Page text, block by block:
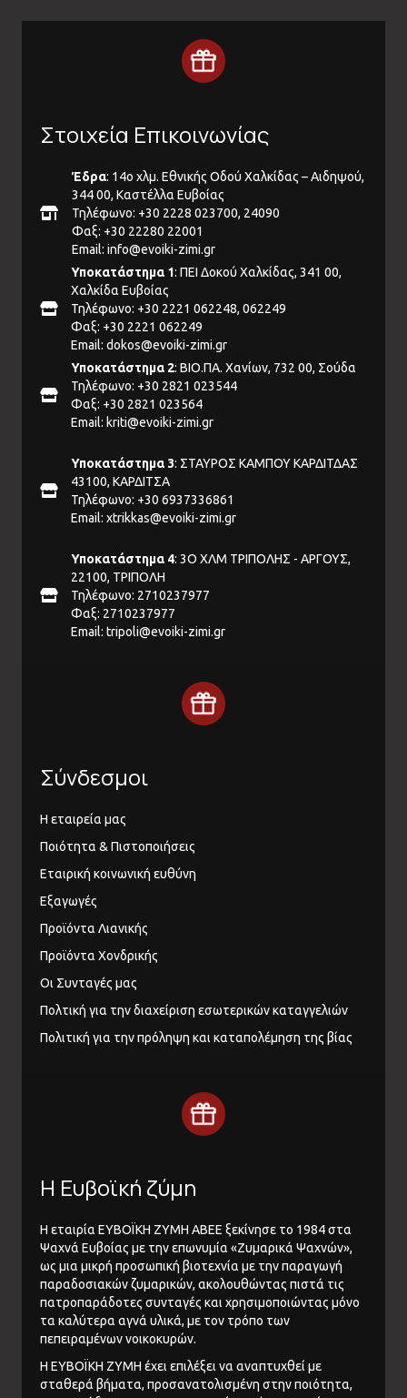
Στοιχεία Επικοινωνίας
Έδρα: 14ο χλμ. Εθνικής Οδού Χαλκίδας – Αιδηψού,
344 00, Καστέλλα Ευβοίας
Τηλέφωνο: +30 2228 023700, 24090
Φαξ: +30 22280 22001
Email: info@evoiki-zimi.gr
Υποκατάστημα 1: ΠΕΙ Δοκού Χαλκίδας, 341 00,
Χαλκίδα Ευβοίας
Τηλέφωνο: +30 2221 062248, 062249
Φαξ: +30 2221 062249
Email: dokos@evoiki-zimi.gr
Υποκατάστημα 2: ΒΙΟ.ΠΑ. Χανίων, 732 00, Σούδα
Τηλέφωνο: +30 2821 023544
Φαξ: +30 2821 023564
Email: kriti@evoiki-zimi.gr
Υποκατάστημα 3: ΣΤΑΥΡΟΣ ΚΑΜΠΟΥ ΚΑΡΔΙΤΔΑΣ
43100, ΚΑΡΔΙΤΣΑ
Τηλέφωνο: +30 6937336861
Email: xtrikkas@evoiki-zimi.gr
Υποκατάστημα 4: 3Ο ΧΛΜ ΤΡΙΠΟΛΗΣ - ΑΡΓΟΥΣ,
22100, ΤΡΙΠΟΛΗ
Τηλέφωνο: 2710237977
Φαξ: 2710237977
Email: tripoli@evoiki-zimi.gr
Σύνδεσμοι
Η εταιρεία μας
Ποιότητα & Πιστοποιήσεις
Εταιρική κοινωνική ευθύνη
Εξαγωγές
Προϊόντα Λιανικής
Προϊόντα Χονδρικής
Οι Συνταγές μας
Πολτική για την διαχείριση εσωτερικών καταγγελιών
Πολιτική για την πρόληψη και καταπολέμηση της βίας
Η Ευβοϊκή ζύμη
Η εταιρία ΕΥΒΟΪΚΗ ΖΥΜΗ ΑΒΕΕ ξεκίνησε το 1984 στα
Ψαχνά Ευβοίας με την επωνυμία «Ζυμαρικά Ψαχνών»,
ως μια μικρή προσωπική βιοτεχνία με την παραγωγή
παραδοσιακών ζυμαρικών, ακολουθώντας πιστά τις
πατροπαράδοτες συνταγές και χρησιμοποιώντας μόνο
τα καλύτερα αγνά υλικά, με τον τρόπο των
πεπειραμένων νοικοκυρών.
Η ΕΥΒΟΪΚΗ ΖΥΜΗ έχει επιλέξει να αναπτυχθεί με
σταθερά βήματα, προσανατολισμένη στην ποιότητα,